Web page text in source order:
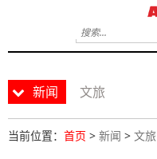
新闻 文旅
当前位置： 首页 > 新闻 > 文旅